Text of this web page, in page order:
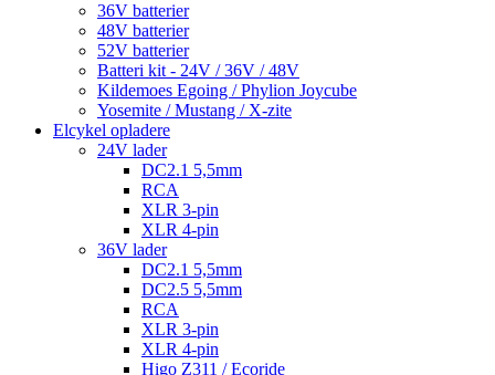
36V batterier
48V batterier
52V batterier
Batteri kit - 24V / 36V / 48V
Kildemoes Egoing / Phylion Joycube
Yosemite / Mustang / X-zite
Elcykel opladere
24V lader
DC2.1 5,5mm
RCA
XLR 3-pin
XLR 4-pin
36V lader
DC2.1 5,5mm
DC2.5 5,5mm
RCA
XLR 3-pin
XLR 4-pin
Higo Z311 / Ecoride